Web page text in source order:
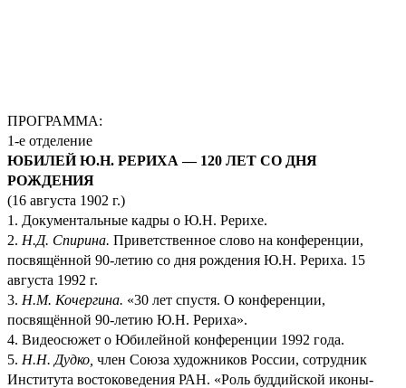
ПРОГРАММА:
1-е отделение
ЮБИЛЕЙ Ю.Н. РЕРИХА — 120 ЛЕТ СО ДНЯ
РОЖДЕНИЯ
(16 августа 1902 г.)
1. Документальные кадры о Ю.Н. Рерихе.
2. Н.Д. Спирина. Приветственное слово на конференции,
посвящённой 90-летию со дня рождения Ю.Н. Рериха. 15
августа 1992 г.
3. Н.М. Кочергина. «30 лет спустя. О конференции,
посвящённой 90-летию Ю.Н. Рериха».
4. Видеосюжет о Юбилейной конференции 1992 года.
5. Н.Н. Дудко, член Союза художников России, сотрудник
Института востоковедения РАН. «Роль буддийской иконы-